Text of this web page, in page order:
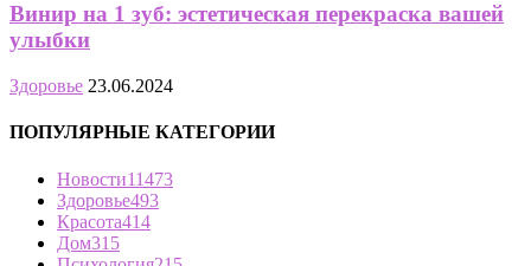
Винир на 1 зуб: эстетическая перекраска вашей
улыбки
Здоровье 23.06.2024
ПОПУЛЯРНЫЕ КАТЕГОРИИ
Новости11473
Здоровье493
Красота414
Дом315